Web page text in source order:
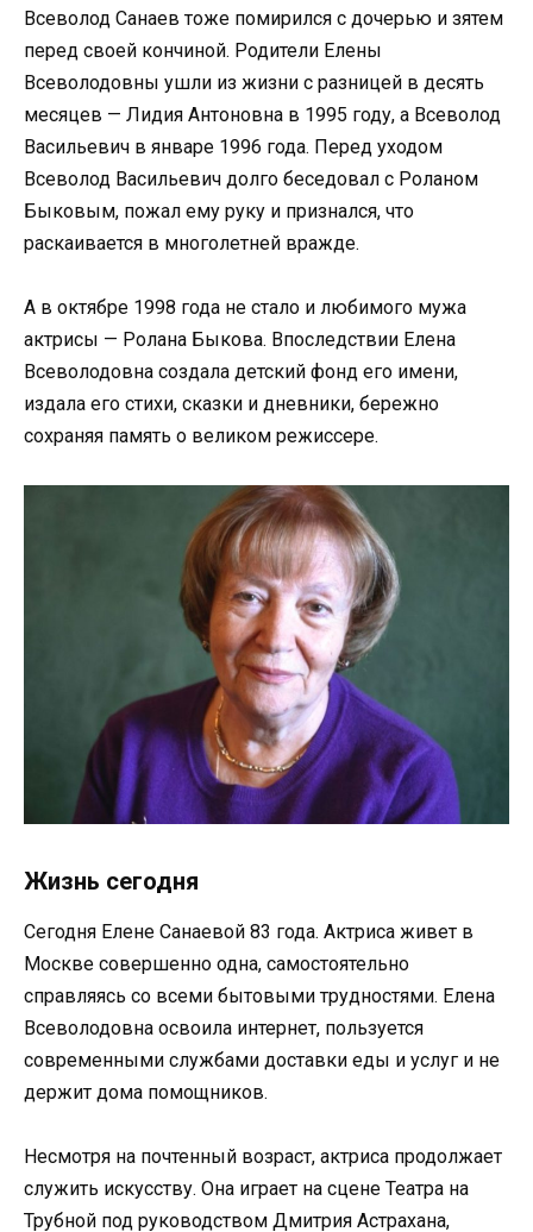
Всеволод Санаев тоже помирился с дочерью и зятем
перед своей кончиной. Родители Елены
Всеволодовны ушли из жизни с разницей в десять
месяцев — Лидия Антоновна в 1995 году, а Всеволод
Васильевич в январе 1996 года. Перед уходом
Всеволод Васильевич долго беседовал с Роланом
Быковым, пожал ему руку и признался, что
раскаивается в многолетней вражде.
А в октябре 1998 года не стало и любимого мужа
актрисы — Ролана Быкова. Впоследствии Елена
Всеволодовна создала детский фонд его имени,
издала его стихи, сказки и дневники, бережно
сохраняя память о великом режиссере.
Жизнь сегодня
Сегодня Елене Санаевой 83 года. Актриса живет в
Москве совершенно одна, самостоятельно
справляясь со всеми бытовыми трудностями. Елена
Всеволодовна освоила интернет, пользуется
современными службами доставки еды и услуг и не
держит дома помощников.
Несмотря на почтенный возраст, актриса продолжает
служить искусству. Она играет на сцене Театра на
Трубной под руководством Дмитрия Астрахана,